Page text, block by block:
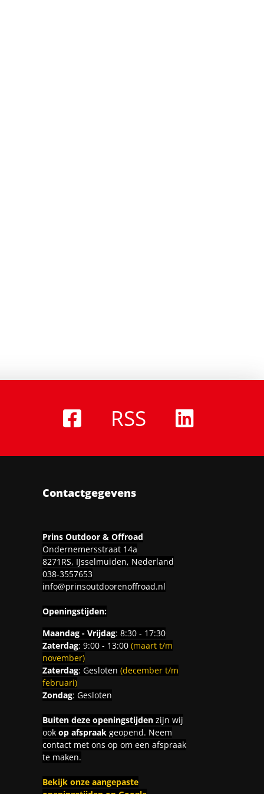
RSS
Contactgegevens
Prins Outdoor & Offroad
Ondernemersstraat 14a
8271RS, IJsselmuiden, Nederland
038-3557653
info@prinsoutdoorenoffroad.nl
Openingstijden:
Maandag - Vrijdag: 8:30 - 17:30
Zaterdag: 9:00 - 13:00 (maart t/m
november)
Zaterdag: Gesloten (december t/m
februari)
Zondag: Gesloten
Buiten deze openingstijdenzijn wij
ook op afspraakgeopend. Neem
contact met ons op om een afspraak
te maken.
Bekijk onze aangepaste